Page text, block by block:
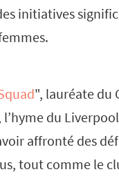
initiatives
", lauréate du
du Liverpool
affronté des
tout comme le